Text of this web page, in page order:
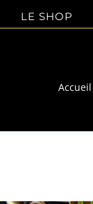
LE SHOP
Accueil